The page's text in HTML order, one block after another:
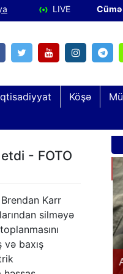
LIVE Cümə
Köşə
- FOTO
Karr
silməyə
və baxış
Dövlət